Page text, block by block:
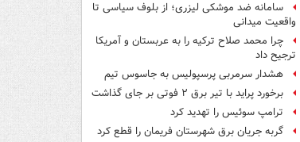
سامانه ضد موشکی لیزری؛ از بلوف سیاسی تا
واقعیت میدانی
چرا محمد صلاح ترکیه را به عربستان و آمریکا
ترجیح داد
هشدار سرمربی پرسپولیس به جاسوس تیم
برخورد پراید با تیر برق ۲ فوتی بر جای گذاشت
ترامپ سوئیس را تهدید کرد
گربه جریان برق شهرستان فریمان را قطع کرد